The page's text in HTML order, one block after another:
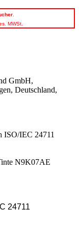
.
MWSt.
GmbH,
Deutschland,
ISO/IEC 24711
N9K07AE
24711